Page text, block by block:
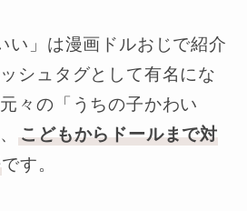
い」は漫画ドルおじで紹介
シュタグとして有名にな
々の「うちの子かわい
こどもからドールまで対
です。